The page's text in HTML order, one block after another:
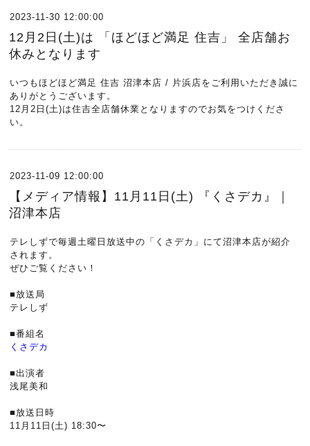
2023-11-30 12:00:00
12月2日(土)は 「ほどほど満足 住吉」 全店舗お
休みとなります
いつもほどほど満足 住吉 沼津本店 / 片浜店をご利用いただき誠に
ありがとうございます。
12月2日(土)は住吉全店舗休業となりますのでお気をつけくださ
い。
2023-11-09 12:00:00
【メディア情報】11月11日(土) 『くさデカ』｜
沼津本店
テレしずで毎週土曜日放送中の「くさデカ」にて沼津本店が紹介
されます。
ぜひご覧ください！
■放送局
テレしず
■番組名
くさデカ
■出演者
浅尾美和
■放送日時
11月11日(土) 18:30〜